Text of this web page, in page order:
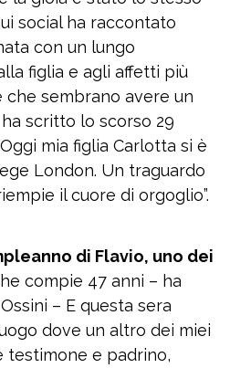
social ha raccontato
con un lungo
figlia e agli affetti più
che sembrano avere un
scritto lo scorso 29
mia figlia Carlotta si è
London. Un traguardo
il cuore di orgoglio”.
di Flavio, uno dei
compie 47 anni – ha
– E questa sera
dove un altro dei miei
testimone e padrino,